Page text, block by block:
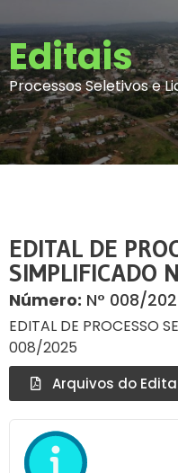
Editais
Processos Seletivos e
EDITAL DE
SIMPLIFICADO
Número: N° 008/
EDITAL DE PROCESSO
008/2025
Arquivos do